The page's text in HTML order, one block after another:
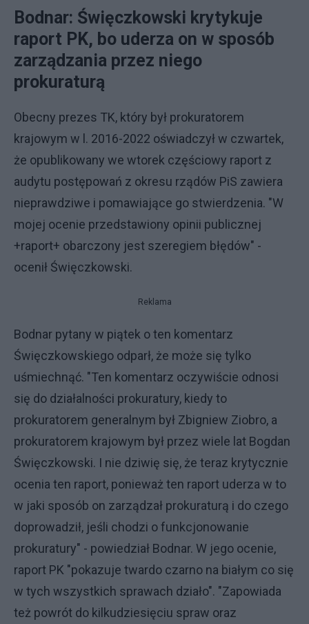
Bodnar: Święczkowski krytykuje
raport PK, bo uderza on w sposób
zarządzania przez niego
prokuraturą
Obecny prezes TK, który był prokuratorem
krajowym w l. 2016-2022 oświadczył w czwartek,
że opublikowany we wtorek częściowy raport z
audytu postępowań z okresu rządów PiS zawiera
nieprawdziwe i pomawiające go stwierdzenia. "W
mojej ocenie przedstawiony opinii publicznej
+raport+ obarczony jest szeregiem błędów" -
ocenił Święczkowski.
Reklama
Bodnar pytany w piątek o ten komentarz
Święczkowskiego odparł, że może się tylko
uśmiechnąć. "Ten komentarz oczywiście odnosi
się do działalności prokuratury, kiedy to
prokuratorem generalnym był Zbigniew Ziobro, a
prokuratorem krajowym był przez wiele lat Bogdan
Święczkowski. I nie dziwię się, że teraz krytycznie
ocenia ten raport, ponieważ ten raport uderza w to
w jaki sposób on zarządzał prokuraturą i do czego
doprowadził, jeśli chodzi o funkcjonowanie
prokuratury" - powiedział Bodnar. W jego ocenie,
raport PK "pokazuje twardo czarno na białym co się
w tych wszystkich sprawach działo". "Zapowiada
też powrót do kilkudziesięciu spraw oraz